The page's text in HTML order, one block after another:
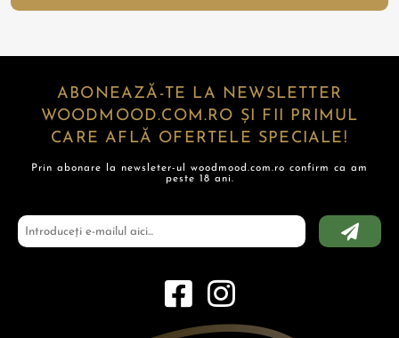
ABONEAZĂ-TE LA NEWSLETTER
WOODMOOD.COM.RO ȘI FII PRIMUL
CARE AFLĂ OFERTELE SPECIALE!
Prin abonare la newsleter-ul woodmood.com.ro confirm ca am
peste 18 ani.